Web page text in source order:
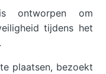
ontworpen om
tijdens het
plaatsen, bezoekt